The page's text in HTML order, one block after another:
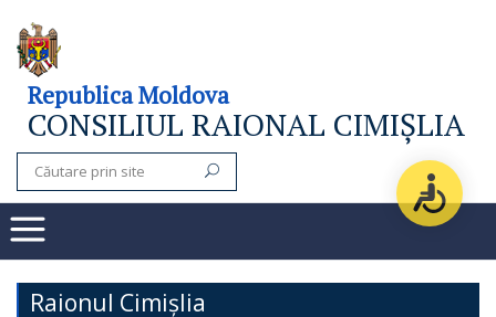
Consiliul
raional
Noutăți
Subdiviziuni
Republica Moldova
CONSILIUL RAIONAL CIMIȘLIA
Raionul Cimișlia